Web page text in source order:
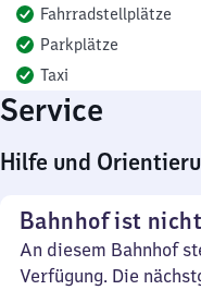
Fahrradstellplätze
Parkplätze
Taxi
Service
Hilfe und
Bahnhof ist
An diesem Bahnhof
Verfügung. Die